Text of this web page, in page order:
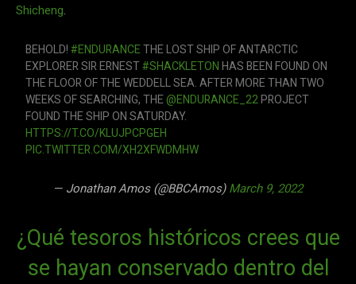
Shicheng.
BEHOLD!#ENDURANCETHE LOST SHIP OF ANTARCTIC
EXPLORER SIR ERNEST#SHACKLETONHAS BEEN FOUND ON
THE FLOOR OF THE WEDDELL SEA. AFTER MORE THAN TWO
WEEKS OF SEARCHING, THE@ENDURANCE_22PROJECT
FOUND THE SHIP ON SATURDAY.
HTTPS://T.CO/KLUJPCPGEH
PIC.TWITTER.COM/XH2XFWDMHW
— Jonathan Amos (@BBCAmos)March 9, 2022
¿Qué tesoros históricos crees que
se hayan conservado dentro del